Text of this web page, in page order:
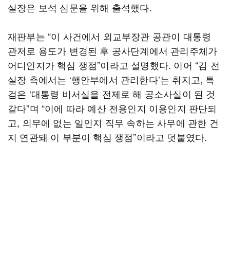
실장은 보석 심문을 위해 출석했다.
재판부는 “이 사건에서 외교부장관 공관이 대통령
관저로 용도가 변경된 후 공사단계에서 관리주체가
어디인지가 핵심 쟁점”이라고 설명했다. 이어 “김 전
실장 측에서는 ‘행안부에서 관리한다’는 취지고, 특
검은 ‘대통령 비서실을 전제로 해 공소사실이 된 것
같다”며 “이에 따라 예산 전용인지 이용인지 판단되
고, 의무에 없는 일인지 직무 속하는 사무에 관한 건
지 연관돼 이 부분이 핵심 쟁점”이라고 덧붙였다.